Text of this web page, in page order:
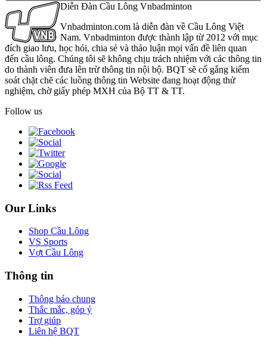
Diễn Đàn Cầu Lông Vnbadminton
Vnbadminton.com là diễn đàn về Cầu Lông Việt
Nam. Vnbadminton được thành lập từ 2012 với mục
đích giao lưu, học hỏi, chia sẻ và thảo luận mọi vấn đề liên quan
đến cầu lông. Chúng tôi sẽ không chịu trách nhiệm với các thông tin
do thành viên đưa lên trừ thông tin nội bộ. BQT sẽ cố gắng kiểm
soát chặt chẽ các luồng thông tin Website đang hoạt động thử
nghiệm, chờ giấy phép MXH của Bộ TT & TT.
Follow us
Our Links
Shop Cầu Lông
VS Sports
Vợt Cầu Lông
Thông tin
Thông báo chung
Thắc mắc, góp ý
Trợ giúp
Liên hệ BQT